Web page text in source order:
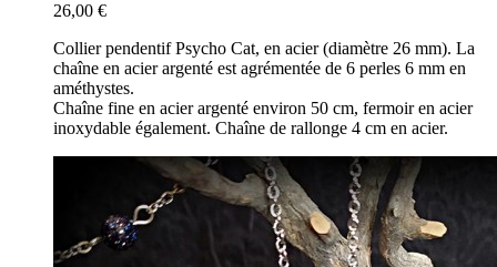
26,00 €
Collier pendentif Psycho Cat, en acier (diamètre 26 mm). La
chaîne en acier argenté est agrémentée de 6 perles 6 mm en
améthystes.
Chaîne fine en acier argenté environ 50 cm, fermoir en acier
inoxydable également. Chaîne de rallonge 4 cm en acier.